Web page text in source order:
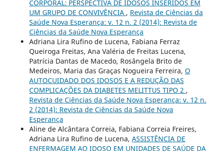
CORPORAL: PERSPECTIVA DE IDOSOS INSERIDOS EM
UM GRUPO DE CONVIVÊNCIA , Revista de Ciências da
Saúde Nova Esperança: v. 12 n. 2 (2014): Revista de
Ciências da Saúde Nova Esperança
Adriana Lira Rufino de Lucena, Fabiana Ferraz
Queiroga Freitas, Ana Valéria de Freitas Lucena,
Patrícia Dantas de Macedo, Rosângela Brito de
Medeiros, Maria das Graças Nogueira Ferreira, O
AUTOCUIDADO DOS IDOSOS E A REDUÇÃO DAS
COMPLICAÇÕES DA DIABETES MELITTUS TIPO 2 ,
Revista de Ciências da Saúde Nova Esperança: v. 12 n.
2 (2014): Revista de Ciências da Saúde Nova
Esperança
Aline de Alcântara Correia, Fabiana Correia Freires,
Adriana Lira Rufino de Lucena, ASSISTÊNCIA DE
ENFERMAGEM AO IDOSO EM UNIDADES DE SAÚDE DA